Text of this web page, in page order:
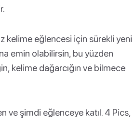
kelime eğlencesi için sürekli yeni
emin olabilirsin, bu yüzden
kelime dağarcığın ve bilmece
ve şimdi eğlenceye katıl. 4 Pics,